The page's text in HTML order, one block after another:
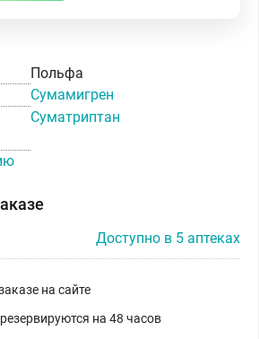
Польфа
Сумамигрен
Суматриптан
Доступно в 5 аптеках
на сайте
на 48 часов